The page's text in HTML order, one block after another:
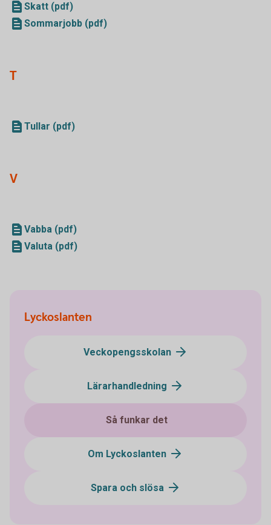
Skatt (pdf)
Sommarjobb (pdf)
T
Tullar (pdf)
V
Vabba (pdf)
Valuta (pdf)
Lyckoslanten
Veckopengsskolan
Lärarhandledning
Så funkar det
Om Lyckoslanten
Spara och slösa